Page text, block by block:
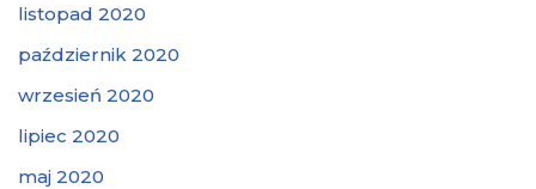
listopad 2020
październik 2020
wrzesień 2020
lipiec 2020
maj 2020